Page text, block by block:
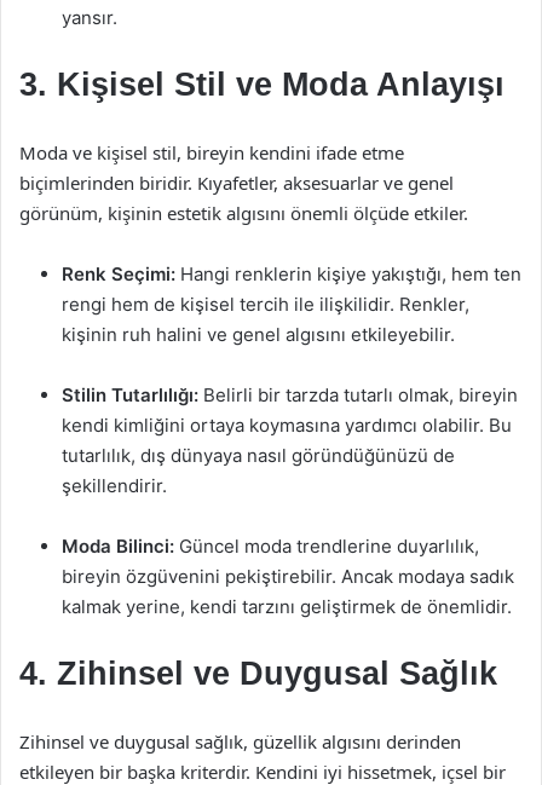
yansır.
3. Kişisel Stil ve Moda Anlayışı
Moda ve kişisel stil, bireyin kendini ifade etme
biçimlerinden biridir. Kıyafetler, aksesuarlar ve genel
görünüm, kişinin estetik algısını önemli ölçüde etkiler.
Renk Seçimi: Hangi renklerin kişiye yakıştığı, hem ten
rengi hem de kişisel tercih ile ilişkilidir. Renkler,
kişinin ruh halini ve genel algısını etkileyebilir.
Stilin Tutarlılığı: Belirli bir tarzda tutarlı olmak, bireyin
kendi kimliğini ortaya koymasına yardımcı olabilir. Bu
tutarlılık, dış dünyaya nasıl göründüğünüzü de
şekillendirir.
Moda Bilinci: Güncel moda trendlerine duyarlılık,
bireyin özgüvenini pekiştirebilir. Ancak modaya sadık
kalmak yerine, kendi tarzını geliştirmek de önemlidir.
4. Zihinsel ve Duygusal Sağlık
Zihinsel ve duygusal sağlık, güzellik algısını derinden
etkileyen bir başka kriterdir. Kendini iyi hissetmek, içsel bir